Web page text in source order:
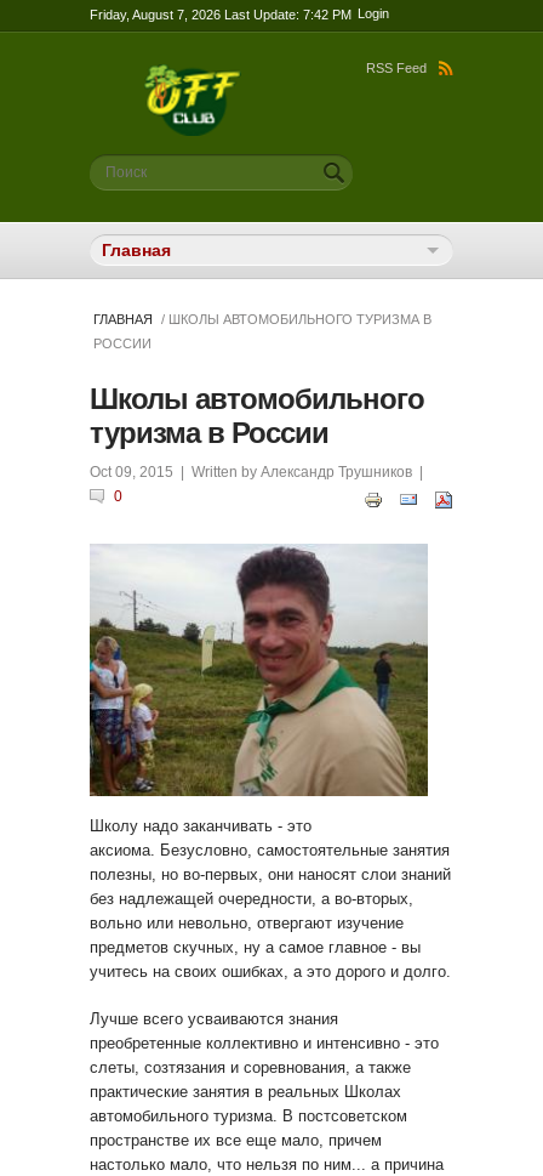
Friday, August 7, 2026 Last Update: 7:42 PM Login
RSS Feed
Форма поиска
Поиск
ГЛАВНАЯ
/ ШКОЛЫ АВТОМОБИЛЬНОГО ТУРИЗМА В
РОССИИ
Школы автомобильного
туризма в России
Oct 09, 2015 | Written by Александр Трушников
0
Школу надо заканчивать - это
аксиома. Безусловно, самостоятельные занятия
полезны, но во-первых, они наносят слои знаний
без надлежащей очередности, а во-вторых,
вольно или невольно, отвергают изучение
предметов скучных, ну а самое главное - вы
учитесь на своих ошибках, а это дорого и долго.
Лучше всего усваиваются знания
преобретенные коллективно и интенсивно - это
слеты, созтязания и соревнования, а также
практические занятия в реальных Школах
автомобильного туризма. В постсоветском
пространстве их все еще мало, причем
настолько мало, что нельзя по ним... а причина